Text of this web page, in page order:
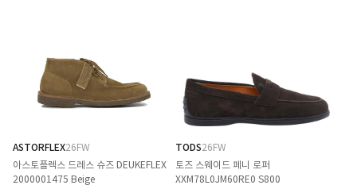
ASTORFLEX26FW
아스토플렉스 드레스 슈즈 DEUKEFLEX
2000001475 Beige
TODS26FW
토즈 스웨이드 페니 로퍼
XXM78L0JM60RE0 S800